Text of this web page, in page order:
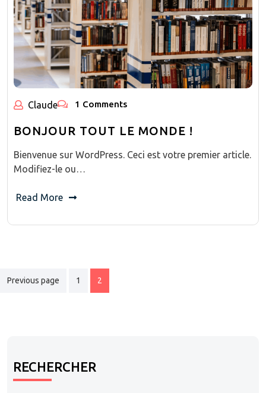
Claude 1 Comments
BONJOUR TOUT LE MONDE !
Bienvenue sur WordPress. Ceci est votre premier article.
Modifiez-le ou…
Read More
PAGINATION
Previous page 1 2
RECHERCHER